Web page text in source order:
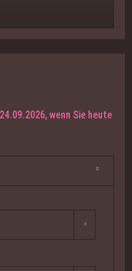
wenn Sie heute